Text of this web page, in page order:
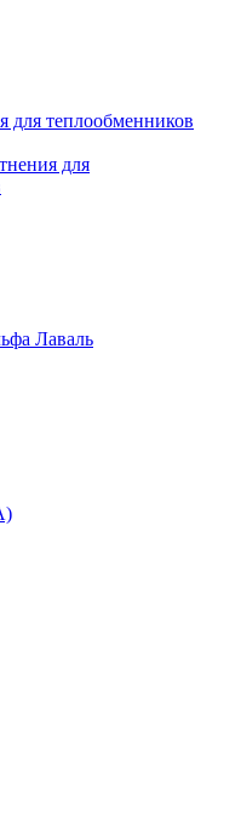
для теплообменников
для
Лаваль